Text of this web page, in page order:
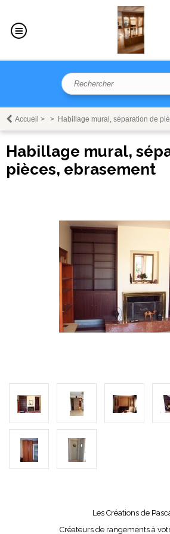
Accueil > > Habillage mural, séparation de
Habillage mural,
pièces, ebrasement
Les Créations de
Créateurs de rangements à